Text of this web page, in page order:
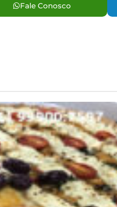
Fale Conosco